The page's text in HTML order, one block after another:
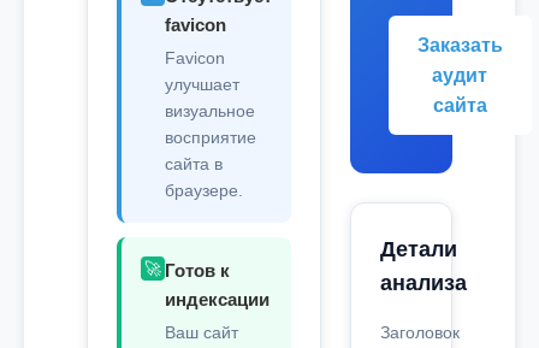
favicon
Favicon
улучшает
визуальное
восприятие
сайта в
браузере.
🚀 Готов к
индексации
Ваш сайт
Заказать
аудит
сайта
Детали
анализа
Заголовок